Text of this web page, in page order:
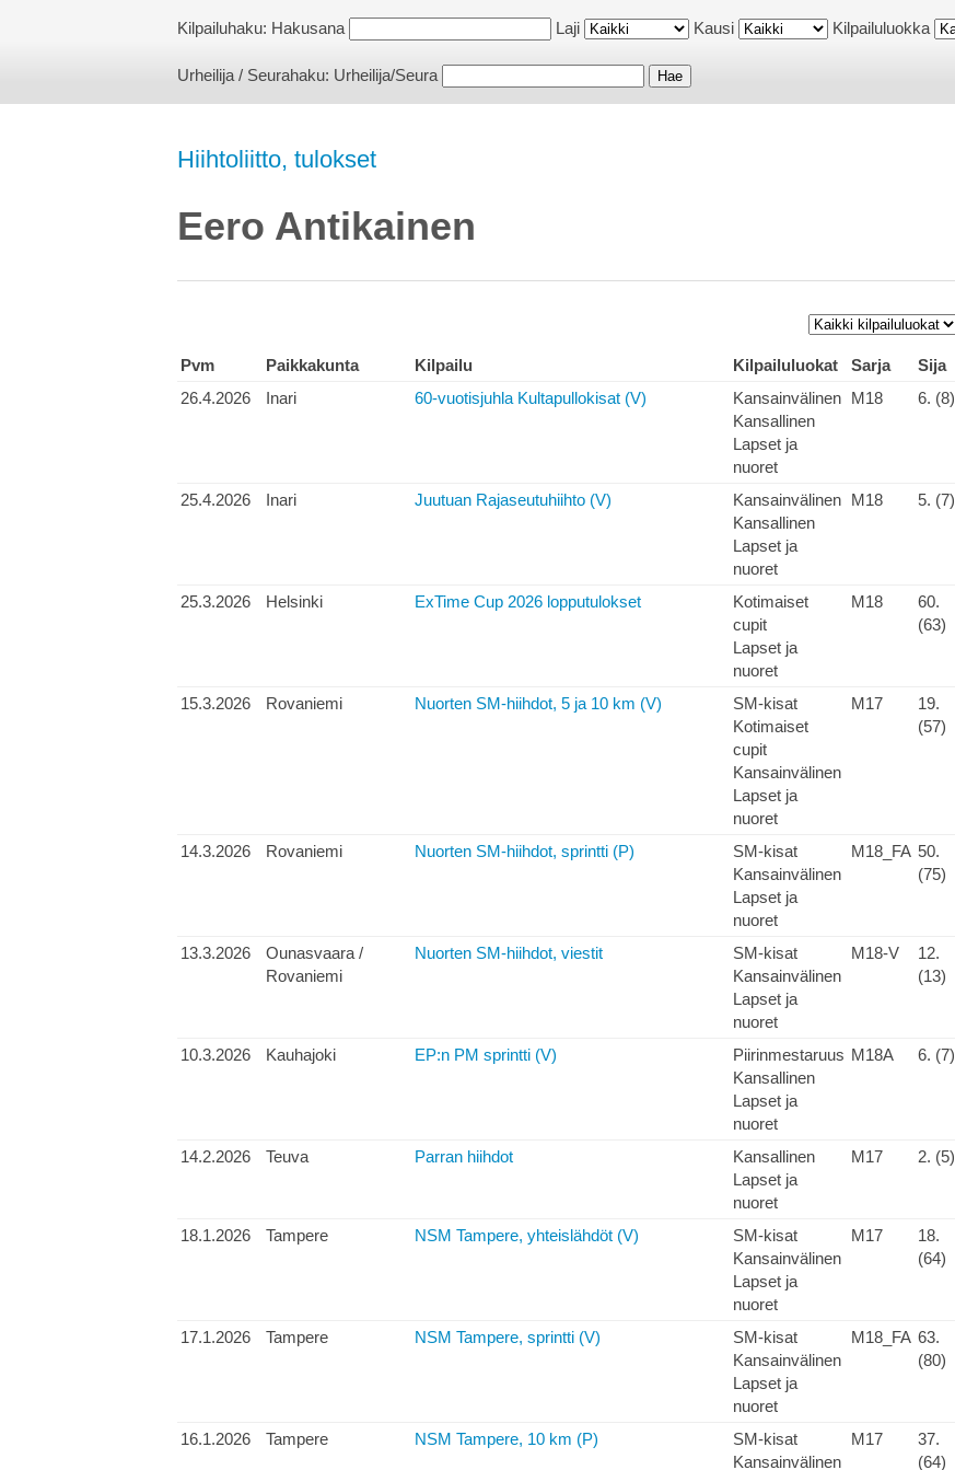
Kilpailuhaku: Hakusana Laji Kausi Kilpailuluokka
Urheilija / Seurahaku: Urheilija/Seura
Hiihtoliitto, tulokset
Eero Antikainen
Pvm Paikkakunta Kilpailu Kilpailuluokat Sarja
Sija
26.4.2026
Inari 60-vuotisjuhla Kultapullokisat (V)
Kansainvälinen
Kansallinen
Lapset ja
nuoret
M18 6. (8)
25.4.2026 Inari Juutuan Rajaseutuhiihto (V)
Kansainvälinen
Kansallinen
Lapset ja
nuoret
M18 5. (7)
25.3.2026 Helsinki ExTime Cup 2026 lopputulokset
Kotimaiset
cupit
Lapset ja
nuoret
M18
60.
(63)
15.3.2026 Rovaniemi Nuorten SM-hiihdot, 5 ja 10 km (V)
SM-kisat
Kotimaiset
cupit
Kansainvälinen
Lapset ja
nuoret
M17
19.
(57)
14.3.2026 Rovaniemi Nuorten SM-hiihdot, sprintti (P)
SM-kisat
Kansainvälinen
Lapset ja
nuoret
M18_FA 50.
(75)
13.3.2026
Ounasvaara /
Rovaniemi
Nuorten SM-hiihdot, viestit
SM-kisat
Kansainvälinen
Lapset ja
nuoret
M18-V
12.
(13)
10.3.2026 Kauhajoki EP:n PM sprintti (V)
Piirinmestaruus
Kansallinen
Lapset ja
nuoret
M18A 6. (7)
14.2.2026 Teuva Parran hiihdot
Kansallinen
Lapset ja
nuoret
M17 2. (5)
18.1.2026 Tampere NSM Tampere, yhteislähdöt (V)
SM-kisat
Kansainvälinen
Lapset ja
nuoret
M17
18.
(64)
17.1.2026 Tampere NSM Tampere, sprintti (V)
SM-kisat
Kansainvälinen
Lapset ja
nuoret
M18_FA 63.
(80)
16.1.2026 Tampere NSM Tampere, 10 km (P)
SM-kisat
Kansainvälinen
M17
37.
(64)